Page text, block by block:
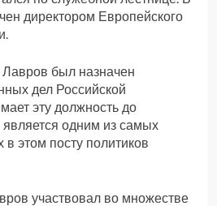
директором Европейского
был назначен
дел Российской
эту должность до
одним из самых
этом посту политиков
участвовал во множестве